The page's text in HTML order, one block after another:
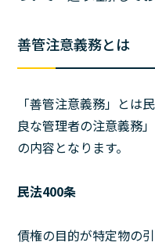
善管注意義務とは
「善管注意義務」とは
良な管理者の注意義務
の内容となります。
民法400条
債権の目的が特定物の